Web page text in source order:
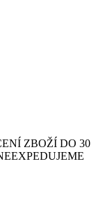
ZBOŽÍ DO 30